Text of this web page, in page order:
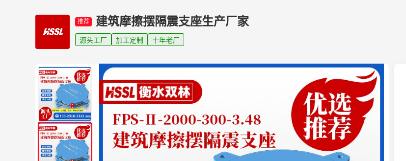
推荐 建筑摩擦摆隔震支座生产厂家
源头工厂 加工定制 十年老厂